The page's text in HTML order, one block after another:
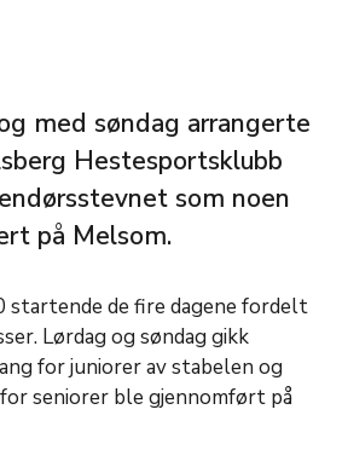
med søndag arrangerte
Hestesportsklubb
som noen
på Melsom.
startende de fire dagene fordelt
Lørdag og søndag gikk
for juniorer av stabelen og
seniorer ble gjennomført på